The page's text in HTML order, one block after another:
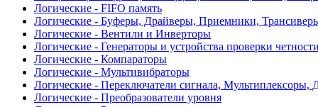
Логические - FIFO память
Логические - Буферы, Драйверы, Приемники,
Логические - Вентили и Инверторы
Логические - Генераторы и устройства проверки четности
Логические - Компараторы
Логические - Мультивибраторы
Логические - Переключатели сигнала, Мультиплексоры,
Логические - Преобразователи уровня